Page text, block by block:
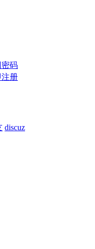
码
注册
discuz